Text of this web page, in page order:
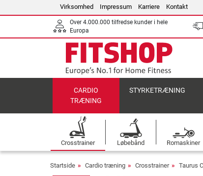
Virksomhed Impressum Karriere Kontakt
Over 4.000.000 tilfredse kunder i hele
Europa
CARDIO
TRÆNING
STYRKETRÆNING
Crosstrainer Løbebånd Romaskiner
Startside Cardio træning Crosstrainer Taurus